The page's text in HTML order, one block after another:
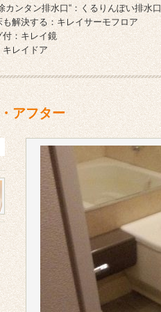
ンタン排水口“：くるりんぽい排水口
解決する：キレイサーモフロア
：キレイ鏡
レイドア
アフター